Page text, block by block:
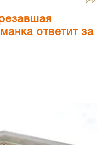
ответит за